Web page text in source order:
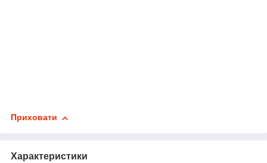
Приховати
Характеристики